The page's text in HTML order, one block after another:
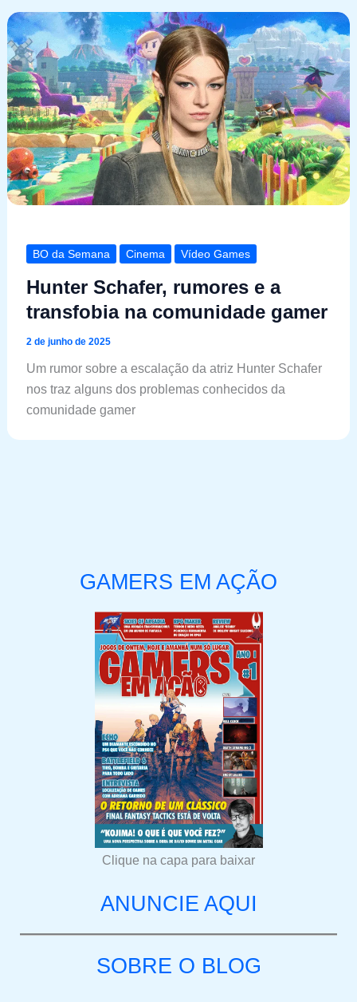
BO da Semana Cinema Vídeo Games
Hunter Schafer, rumores e a
transfobia na comunidade gamer
2 de junho de 2025
Um rumor sobre a escalação da atriz Hunter Schafer
nos traz alguns dos problemas conhecidos da
comunidade gamer
GAMERS EM AÇÃO
Clique na capa para baixar
ANUNCIE AQUI
SOBRE O BLOG